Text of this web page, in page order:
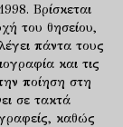
Βρίσκεται
του θησείου,
πάντα τους
και τις
ποίηση στη
σε τακτά
καθώς